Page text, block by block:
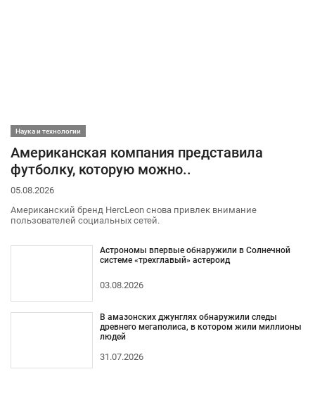
Наука и технологии
Американская компания представила
футболку, которую можно..
05.08.2026
Американский бренд HercLeon снова привлек внимание
пользователей социальных сетей.
Астрономы впервые обнаружили в Солнечной
системе «трехглавый» астероид
03.08.2026
В амазонских джунглях обнаружили следы
древнего мегаполиса, в котором жили миллионы
людей
31.07.2026